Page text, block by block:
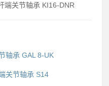
端关节轴承 KI16-DNR
轴承 GAL 8-UK
关节轴承 S14